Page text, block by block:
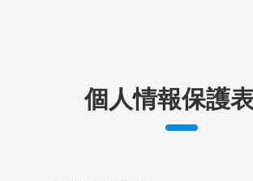
個人情報保護